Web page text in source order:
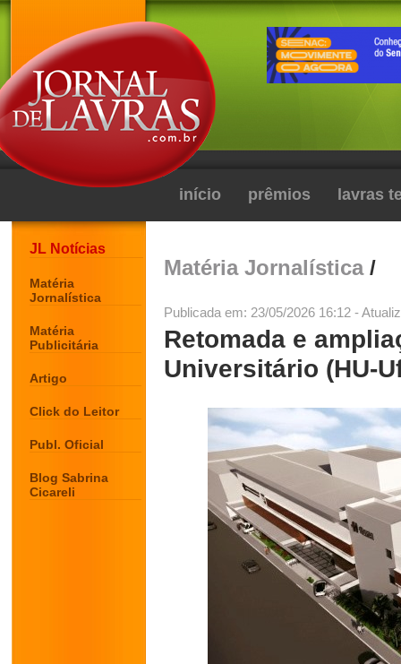
início prêmios lavras
JL Notícias
Matéria
Jornalística
Matéria
Publicitária
Artigo
Click do Leitor
Publ. Oficial
Blog Sabrina
Cicareli
Matéria Jornalística/
Publicada em: 23/05/2026 16:12 -
Retomada e
Universitário (HU-